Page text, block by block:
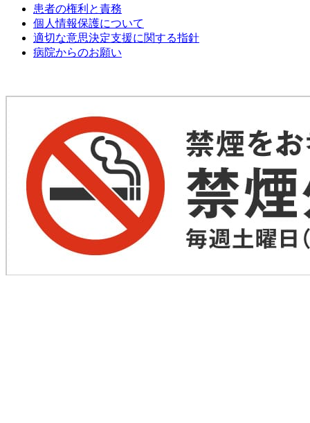
患者の権利と責務
個人情報保護について
適切な意思決定支援に関する指針
病院からのお願い